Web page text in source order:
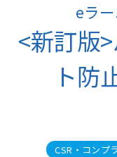
eラ
<新訂版
ト防
CSR・コンプ